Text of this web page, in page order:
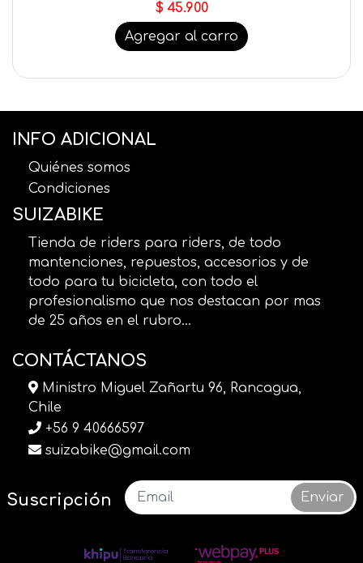
$ 45.900
Agregar al carro
INFO ADICIONAL
Quiénes somos
Condiciones
SUIZABIKE
Tienda de riders para riders, de todo
mantenciones, repuestos, accesorios y de
todo para tu bicicleta, con todo el
profesionalismo que nos destacan por mas
de 25 años en el rubro...
CONTÁCTANOS
Ministro Miguel Zañartu 96, Rancagua,
Chile
+56 9 40666597
suizabike@gmail.com
Suscripción Enviar